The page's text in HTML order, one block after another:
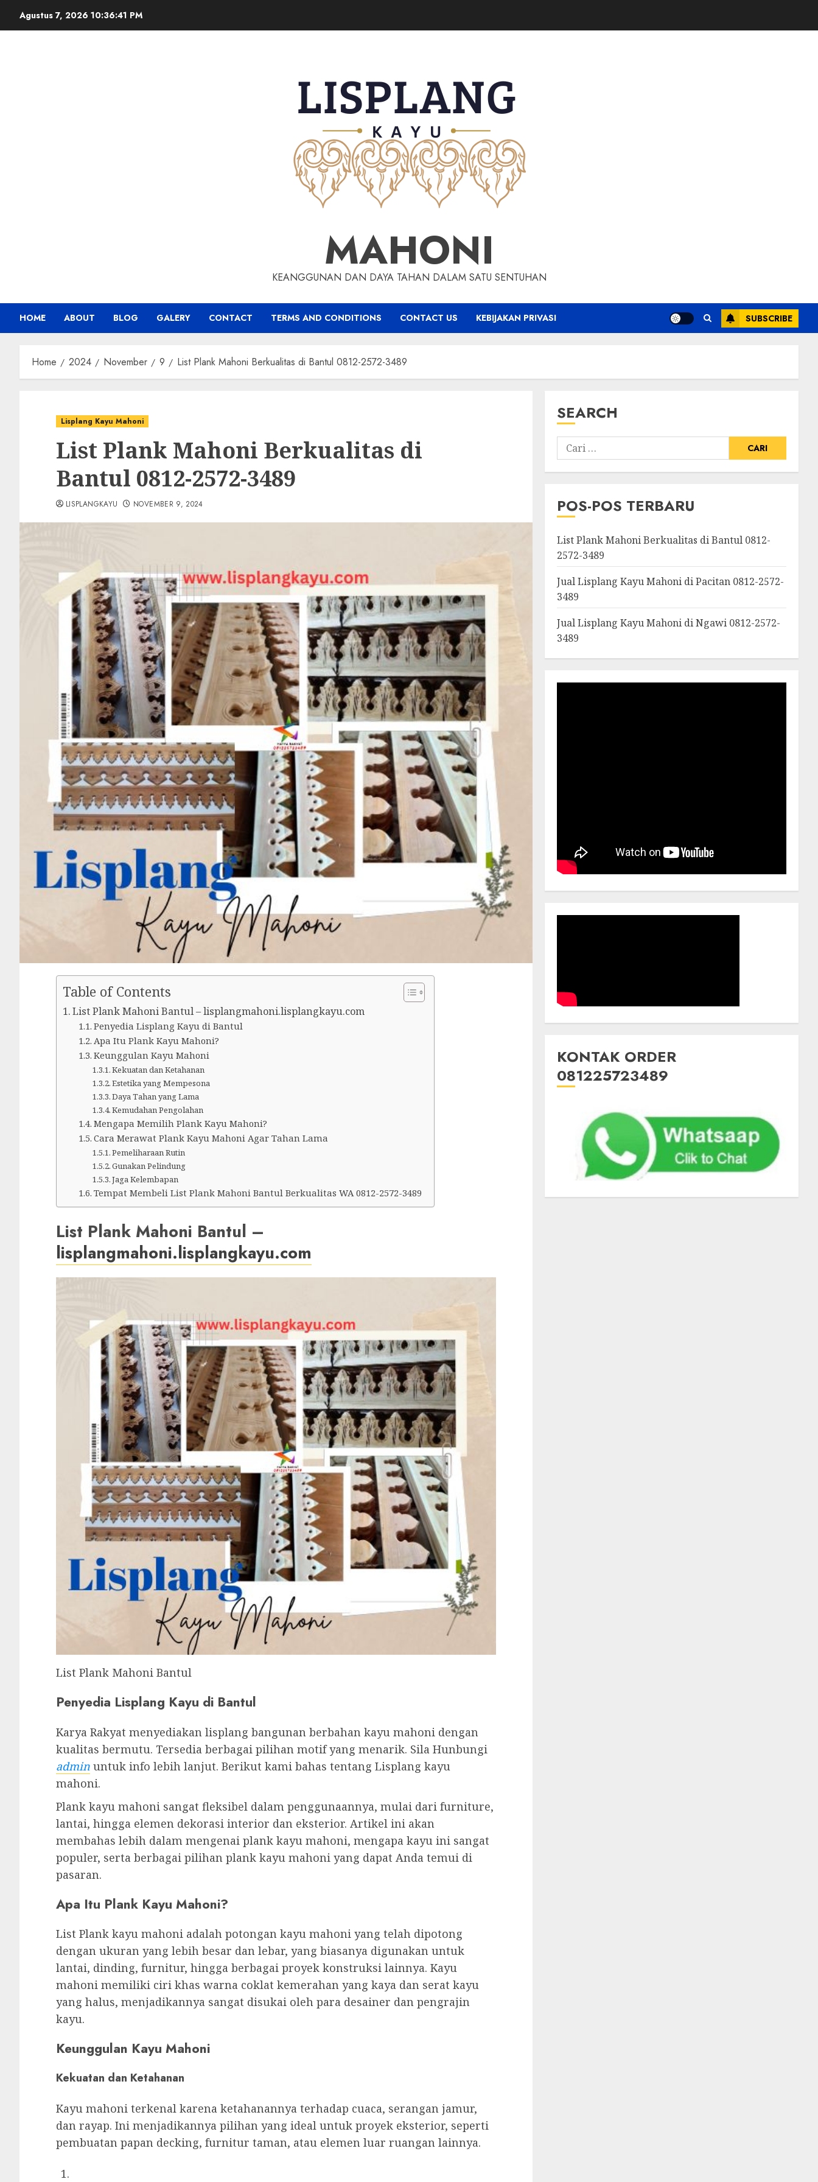
Agustus 7, 2026 10:36:42 PM
MAHONI
KEANGGUNAN DAN DAYA TAHAN DALAM SATU SENTUHAN
HOME ABOUT BLOG GALERY CONTACT TERMS AND CONDITIONS CONTACT US KEBIJAKAN PRIVASI SUBSCRIBE
Home 2024 November 9 List Plank Mahoni Berkualitas di Bantul 0812-2572-3489
Lisplang Kayu Mahoni
List Plank Mahoni Berkualitas di
Bantul 0812-2572-3489
LISPLANGKAYU NOVEMBER 9, 2024
Table of Contents
List Plank Mahoni Bantul – lisplangmahoni.lisplangkayu.com
Penyedia Lisplang Kayu di Bantul
Apa Itu Plank Kayu Mahoni?
Keunggulan Kayu Mahoni
Kekuatan dan Ketahanan
Estetika yang Mempesona
Daya Tahan yang Lama
Kemudahan Pengolahan
Mengapa Memilih Plank Kayu Mahoni?
Cara Merawat Plank Kayu Mahoni Agar Tahan Lama
Pemeliharaan Rutin
Gunakan Pelindung
Jaga Kelembapan
Tempat Membeli List Plank Mahoni Bantul Berkualitas WA 0812-2572-3489
List Plank Mahoni Bantul –
lisplangmahoni.lisplangkayu.com
List Plank Mahoni Bantul
Penyedia Lisplang Kayu di Bantul
Karya Rakyat menyediakan lisplang bangunan berbahan kayu mahoni dengan
kualitas bermutu. Tersedia berbagai pilihan motif yang menarik. Sila Hunbungi
admin untuk info lebih lanjut. Berikut kami bahas tentang Lisplang kayu
mahoni.
Plank kayu mahoni sangat fleksibel dalam penggunaannya, mulai dari furniture,
lantai, hingga elemen dekorasi interior dan eksterior. Artikel ini akan
membahas lebih dalam mengenai plank kayu mahoni, mengapa kayu ini sangat
populer, serta berbagai pilihan plank kayu mahoni yang dapat Anda temui di
pasaran.
Apa Itu Plank Kayu Mahoni?
List Plank kayu mahoni adalah potongan kayu mahoni yang telah dipotong
dengan ukuran yang lebih besar dan lebar, yang biasanya digunakan untuk
lantai, dinding, furnitur, hingga berbagai proyek konstruksi lainnya. Kayu
mahoni memiliki ciri khas warna coklat kemerahan yang kaya dan serat kayu
yang halus, menjadikannya sangat disukai oleh para desainer dan pengrajin
kayu.
Keunggulan Kayu Mahoni
Kekuatan dan Ketahanan
Kayu mahoni terkenal karena ketahanannya terhadap cuaca, serangan jamur,
dan rayap. Ini menjadikannya pilihan yang ideal untuk proyek eksterior, seperti
pembuatan papan decking, furnitur taman, atau elemen luar ruangan lainnya.
SEARCH
POS-POS TERBARU
List Plank Mahoni Berkualitas di Bantul 0812-
2572-3489
Jual Lisplang Kayu Mahoni di Pacitan 0812-2572-
3489
Jual Lisplang Kayu Mahoni di Ngawi 0812-2572-
3489
KONTAK ORDER
081225723489